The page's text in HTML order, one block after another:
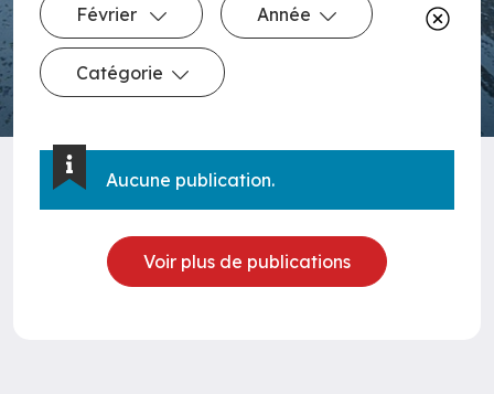
Février Année
Catégorie
Aucune publication.
Voir plus de publications